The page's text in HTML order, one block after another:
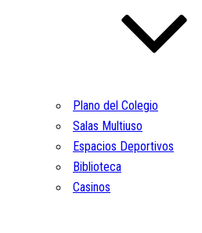
Plano del Colegio
Salas Multiuso
Espacios Deportivos
Biblioteca
Casinos